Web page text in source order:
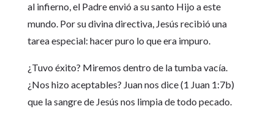
al infierno, el Padre envió a su santo Hijo a este
mundo. Por su divina directiva, Jesús recibió una
tarea especial: hacer puro lo que era impuro.
¿Tuvo éxito? Miremos dentro de la tumba vacía.
¿Nos hizo aceptables? Juan nos dice (1 Juan 1:7b)
que la sangre de Jesús nos limpia de todo pecado.